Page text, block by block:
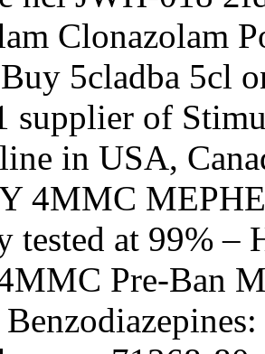
Clonazolam
Buy 5cladba 5cl
supplier of
in USA,
4MMC
tested at 99% –
Pre-Ban